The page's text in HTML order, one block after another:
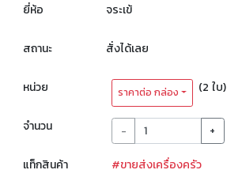
ยี่ห้อ จระเข้
สถานะ สั่งได้เลย
หน่วย ราคาต่อ กล่อง (2 ใบ)
จำนวน - +
แท็กสินค้า #ขายส่งเครื่องครัว